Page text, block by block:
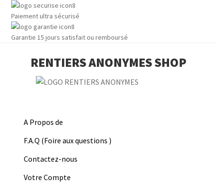
Paiement ultra sécurisé
Garantie 15 jours satisfait ou remboursé
RENTIERS ANONYMES SHOP
A Propos de
F.A.Q (Foire aux questions )
Contactez-nous
Votre Compte